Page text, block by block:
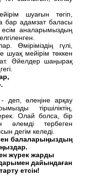
шуағын төгіп,
бар адамзат баласы
аналарымыздың
Өміріміздің гүлі,
шуақ мейірім төккен
Әйелдер шаңырақ
- деп, өлеңіне арқау
тіршіліктің,
Олай болса, бір
әлемді тербеген
дегім келеді.
балаларыңыздың
жүрек жарды
дайындаған
етсін!